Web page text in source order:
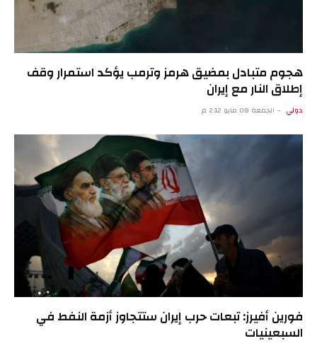
هجوم متبادل بمضيق هرمز وترمب يؤكد استمرار وقف
إطلاق النار مع إيران
دولي الجمعة 08 مايو 2:12 م
فورين أفيرز: تبعات حرب إيران ستتجاوز أزمة النفط في
السبعينيات